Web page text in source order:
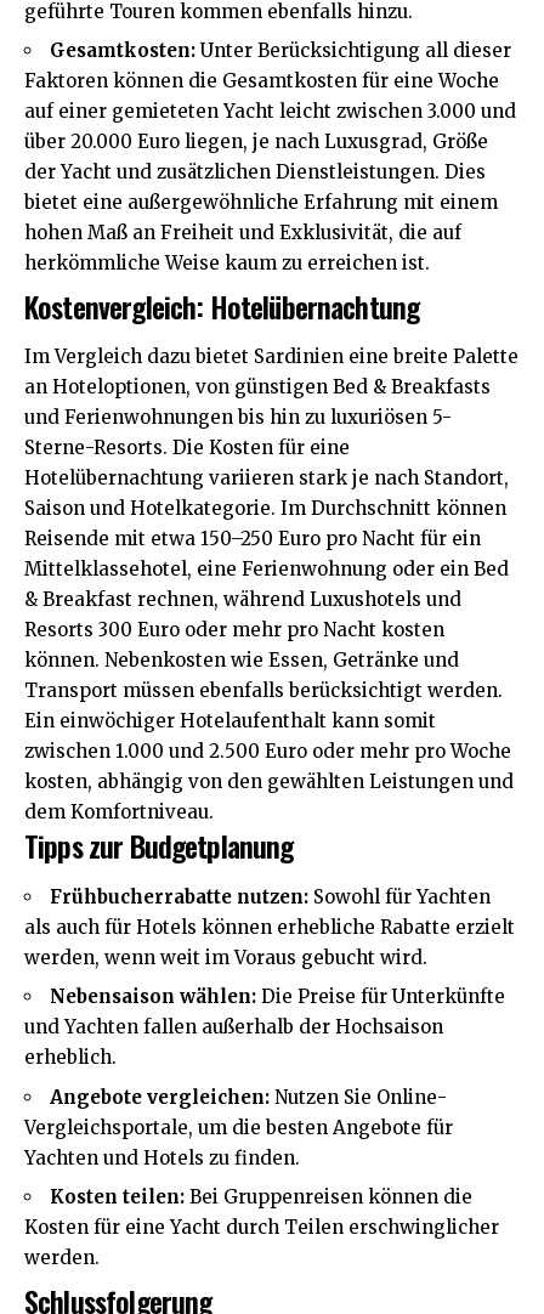
geführte Touren kommen ebenfalls hinzu.
Gesamtkosten: Unter Berücksichtigung all dieser
Faktoren können die Gesamtkosten für eine Woche
auf einer gemieteten Yacht leicht zwischen 3.000 und
über 20.000 Euro liegen, je nach Luxusgrad, Größe
der Yacht und zusätzlichen Dienstleistungen. Dies
bietet eine außergewöhnliche Erfahrung mit einem
hohen Maß an Freiheit und Exklusivität, die auf
herkömmliche Weise kaum zu erreichen ist.
Kostenvergleich: Hotelübernachtung
Im Vergleich dazu bietet Sardinien eine breite Palette
an Hoteloptionen, von günstigen Bed & Breakfasts
und Ferienwohnungen bis hin zu luxuriösen 5-
Sterne-Resorts. Die Kosten für eine
Hotelübernachtung variieren stark je nach Standort,
Saison und Hotelkategorie. Im Durchschnitt können
Reisende mit etwa 150–250 Euro pro Nacht für ein
Mittelklassehotel, eine Ferienwohnung oder ein Bed
& Breakfast rechnen, während Luxushotels und
Resorts 300 Euro oder mehr pro Nacht kosten
können. Nebenkosten wie Essen, Getränke und
Transport müssen ebenfalls berücksichtigt werden.
Ein einwöchiger Hotelaufenthalt kann somit
zwischen 1.000 und 2.500 Euro oder mehr pro Woche
kosten, abhängig von den gewählten Leistungen und
dem Komfortniveau.
Tipps zur Budgetplanung
Frühbucherrabatte nutzen: Sowohl für Yachten
als auch für Hotels können erhebliche Rabatte erzielt
werden, wenn weit im Voraus gebucht wird.
Nebensaison wählen: Die Preise für Unterkünfte
und Yachten fallen außerhalb der Hochsaison
erheblich.
Angebote vergleichen: Nutzen Sie Online-
Vergleichsportale, um die besten Angebote für
Yachten und Hotels zu finden.
Kosten teilen: Bei Gruppenreisen können die
Kosten für eine Yacht durch Teilen erschwinglicher
werden.
Schlussfolgerung